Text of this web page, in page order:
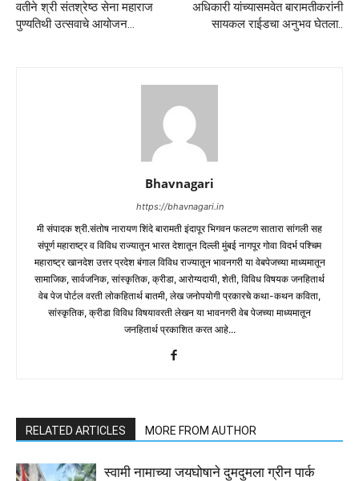
वतीने श्री संतश्रेष्ठ सेना महाराज
पुण्यतिथी उत्सवाचे आयोजन…
अधिकारी यांच्यासमवेत बारामतीकरांनी
सायकल राईडचा अनुभव घेतला..
Bhavnagari
https://bhavnagari.in
मी संपादक श्री.संतोष नारायण शिंदे बारामती इंदापूर भिगवन फलटण सातारा सांगली सह
संपूर्ण महाराष्ट्र व विविध राज्यातून भारत देशातून दिल्ली मुंबई नागपूर गोवा विदर्भ पश्चिम
महाराष्ट्र खानदेश उत्तर प्रदेश बंगाल विविध राज्यातून भावनगरी या वेबपेजच्या माध्यमातून
सामाजिक, सार्वजनिक, सांस्कृतिक, क्रीडा, आरोग्यदायी, शेती, विविध विषयक जनहितार्थ
वेब पेज पोर्टल वरती लोकहितार्थ बातमी, लेख जनोपयोगी प्रकारचे कथा-कथन कविता,
सांस्कृतिक, क्रीडा विविध विषयावरती लेखन या भावनगरी वेब पेजच्या माध्यमातून
जनहितार्थ प्रकाशित करत आहे...
RELATED ARTICLES MORE FROM AUTHOR
स्वामी नामाच्या जयघोषाने दुमदुमला ग्रीन पार्क